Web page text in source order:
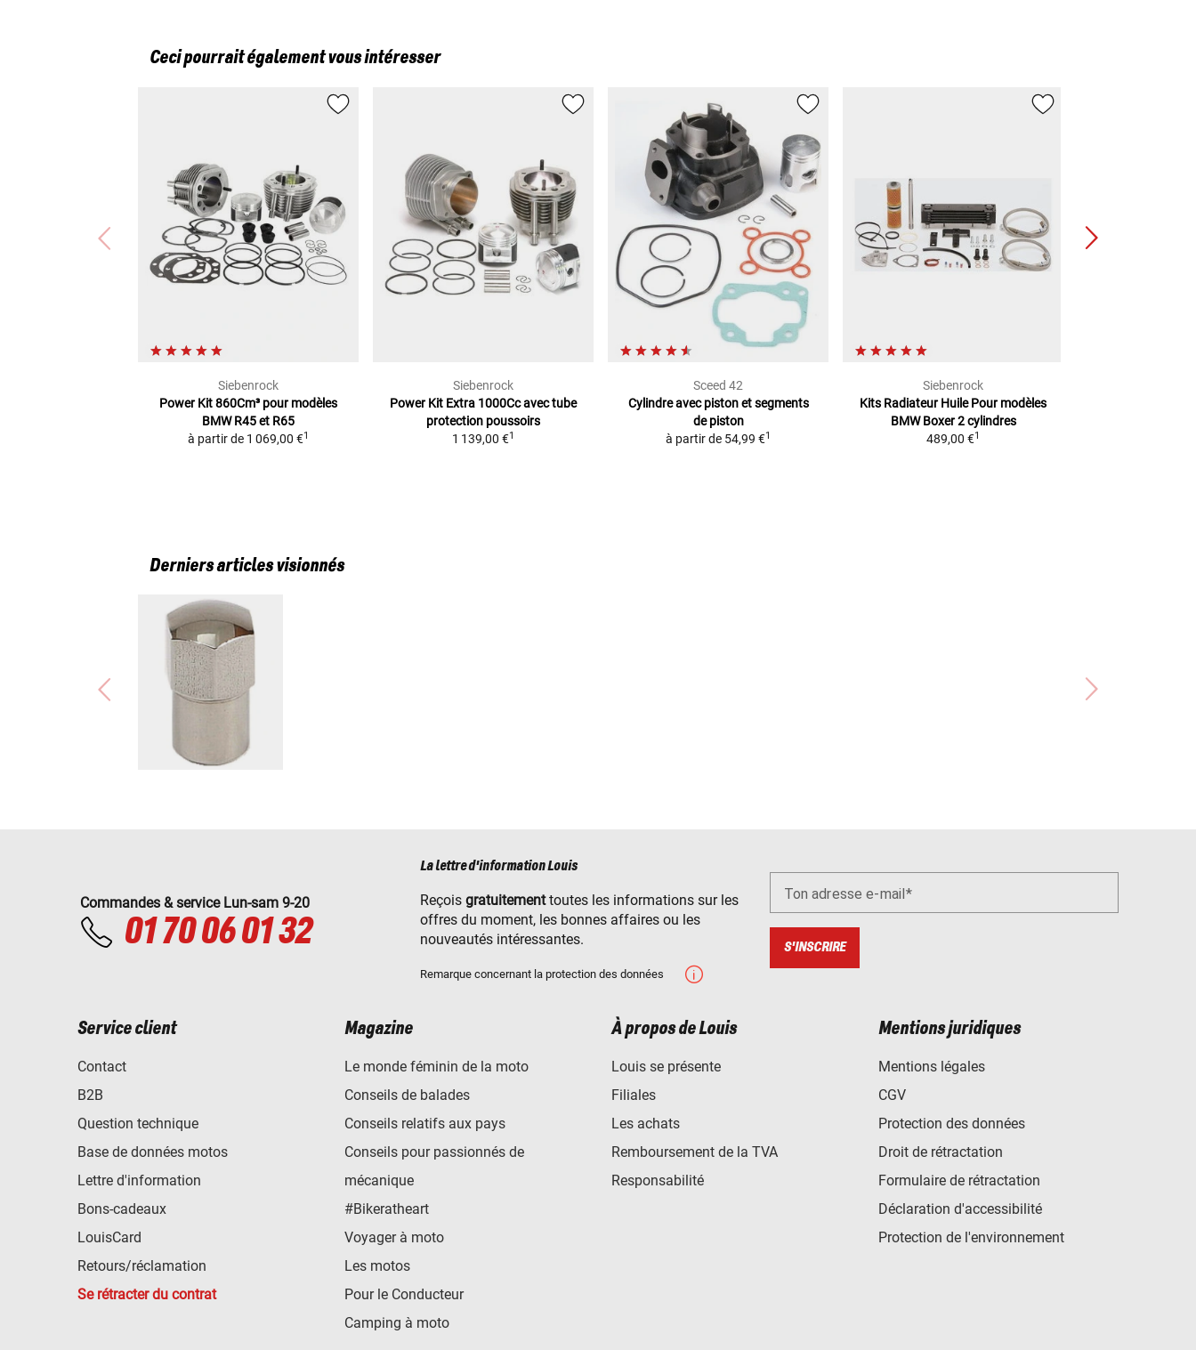
Ceci pourrait également vous intéresser
Siebenrock
Power Kit 860Cm³ pour modèles
BMW R45 et R65
à partir de 1 069,00 €1
Siebenrock
Power Kit Extra 1000Ccavec tube
protection poussoirs
1 139,00 €1
Sceed 42
Cylindre avec piston et segments
de piston
à partir de 54,99 €1
Siebenrock
Kits Radiateur Huile Pour modèles
BMW Boxer 2 cylindres
489,00 €1
Derniers articles visionnés
Commandes & service Lun-sam 9-20
01 70 06 01 32
La lettre d'information Louis
Reçois gratuitementtoutes les informations sur les
offres du moment, les bonnes affaires ou les
nouveautés intéressantes.
Remarque concernant la protection des données
Ton adresse e-mail
S'INSCRIRE
Service client
Contact
B2B
Question technique
Base de données motos
Lettre d'information
Bons-cadeaux
LouisCard
Retours/réclamation
Se rétracter du contrat
Magazine
Le monde féminin de la moto
Conseils de balades
Conseils relatifs aux pays
Conseils pour passionnés de
mécanique
#Bikeratheart
Voyager à moto
Les motos
Pour le Conducteur
Camping à moto
À propos de Louis
Louis se présente
Filiales
Les achats
Remboursement de la TVA
Responsabilité
Mentions juridiques
Mentions légales
CGV
Protection des données
Droit de rétractation
Formulaire de rétractation
Déclaration d'accessibilité
Protection de l'environnement